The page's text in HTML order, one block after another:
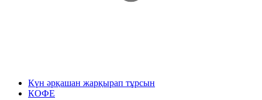
Күн әрқашан жарқырап тұрсын
КОФЕ